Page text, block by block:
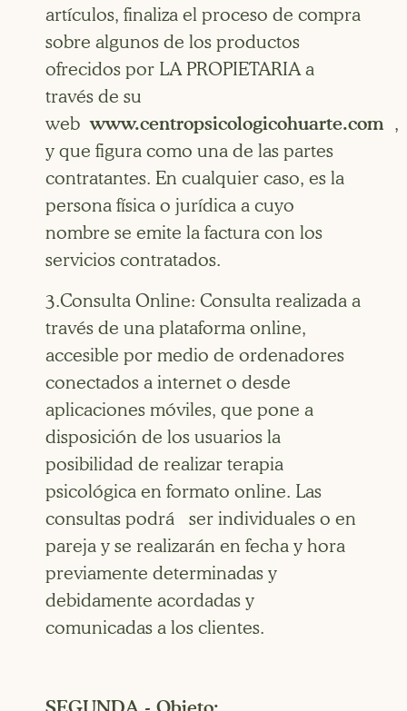
artículos, finaliza el proceso de compra
sobre algunos de los productos
ofrecidos por LA PROPIETARIA a
través de su
webwww.centropsicologicohuarte.com ,
y que figura como una de las partes
contratantes. En cualquier caso, es la
persona física o jurídica a cuyo
nombre se emite la factura con los
servicios contratados.
3.Consulta Online: Consulta realizada a
través de una plataforma online,
accesible por medio de ordenadores
conectados a internet o desde
aplicaciones móviles, que pone a
disposición de los usuarios la
posibilidad de realizar terapia
psicológica en formato online. Las
consultas podrá ser individuales o en
pareja y se realizarán en fecha y hora
previamente determinadas y
debidamente acordadas y
comunicadas a los clientes.